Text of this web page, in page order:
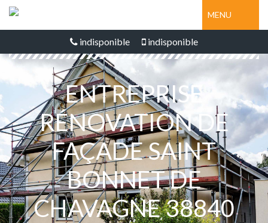
MENU
indisponible indisponible
ENTREPRISE
RÉNOVATION DE
FAÇADE SAINT
BONNET DE
CHAVAGNE 38840